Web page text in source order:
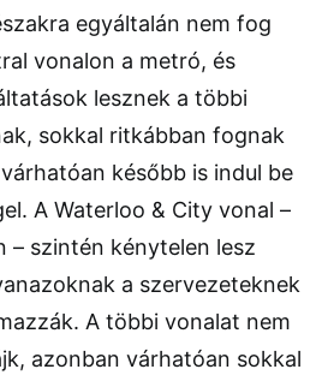
egyáltalán nem fog
vonalon a metró, és
lesznek a többi
sokkal ritkábban fognak
később is indul be
A Waterloo & City vonal –
– szintén kénytelen lesz
a szervezeteknek
A többi vonalat nem
azonban várhatóan sokkal